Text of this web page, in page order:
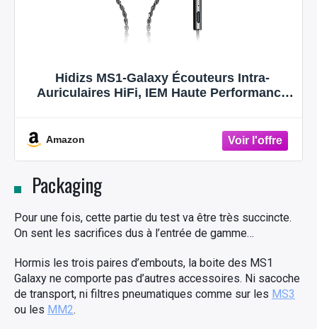
Hidizs MS1-Galaxy Écouteurs Intra-
Auriculaires HiFi, IEM Haute Performance
mm, Prise 3,5 mm, Contrôle en Ligne avec
Amazon
Packaging
Pour une fois, cette partie du test va être très succincte.
On sent les sacrifices dus à l’entrée de gamme…
Hormis les trois paires d’embouts, la boite des MS1
Galaxy ne comporte pas d’autres accessoires. Ni sacoche
de transport, ni filtres pneumatiques comme sur les MS3
ou les MM2.